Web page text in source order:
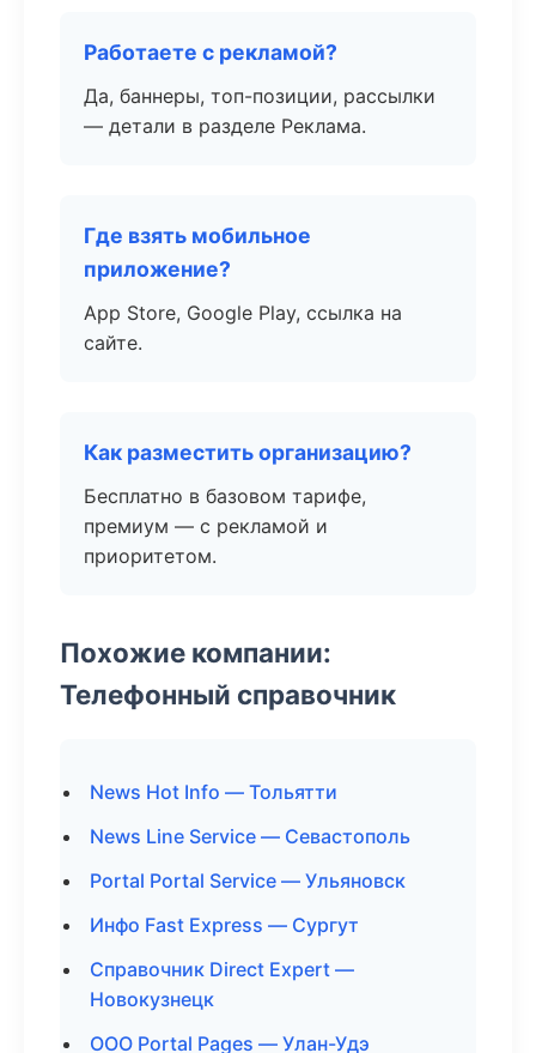
Работаете с рекламой?
Да, баннеры, топ-позиции, рассылки
— детали в разделе Реклама.
Где взять мобильное
приложение?
App Store, Google Play, ссылка на
сайте.
Как разместить организацию?
Бесплатно в базовом тарифе,
премиум — с рекламой и
приоритетом.
Похожие компании:
Телефонный справочник
News Hot Info — Тольятти
News Line Service — Севастополь
Portal Portal Service — Ульяновск
Инфо Fast Express — Сургут
Справочник Direct Expert —
Новокузнецк
ООО Portal Pages — Улан-Удэ